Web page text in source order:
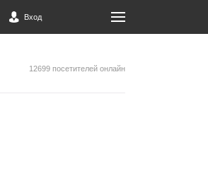
Вход
12699 посетителей онлайн